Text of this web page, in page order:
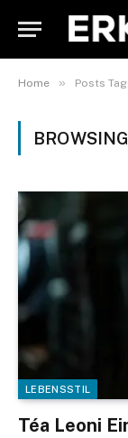
Home » Posts
LEBENSSTIL
Téa Leoni